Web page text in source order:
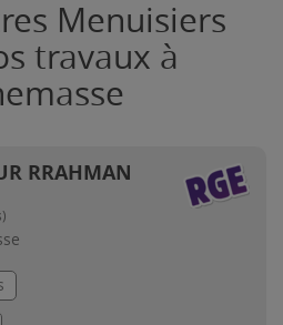
Menuisiers
travaux à
RRAHMAN